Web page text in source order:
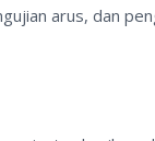
arus, dan